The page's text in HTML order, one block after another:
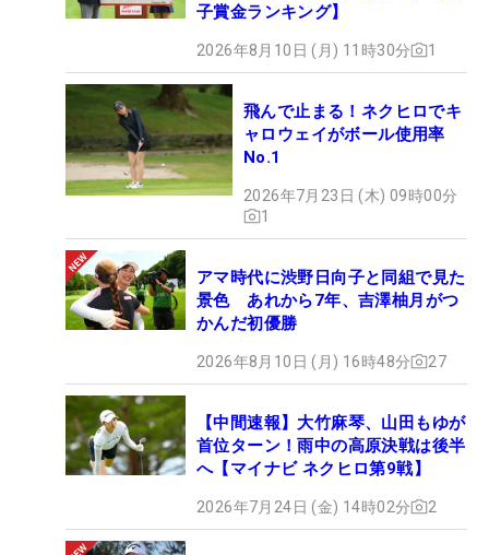
子賞金ランキング】
2026年8月10日 (月) 11時30分 1
飛んで止まる！ネクヒロでキ
ャロウェイがボール使用率
No.1
2026年7月23日 (木) 09時00分
1
アマ時代に渋野日向子と同組で見た
景色 あれから7年、吉澤柚月がつ
かんだ初優勝
2026年8月10日 (月) 16時48分 27
【中間速報】大竹麻琴、山田もゆが
首位ターン！雨中の高原決戦は後半
へ【マイナビ ネクヒロ第9戦】
2026年7月24日 (金) 14時02分 2